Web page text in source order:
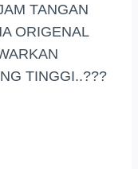
TANGAN
ORIGENAL
TINGGI..???